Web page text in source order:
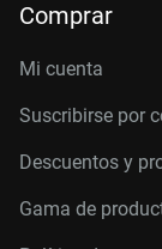
Comprar
Mi cuenta
Suscribirse por
Descuentos y
Gama de